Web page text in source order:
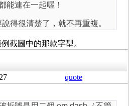
能連在一起喔！
得很清楚了，就不再重複。
截圖中的那款字型。
quote